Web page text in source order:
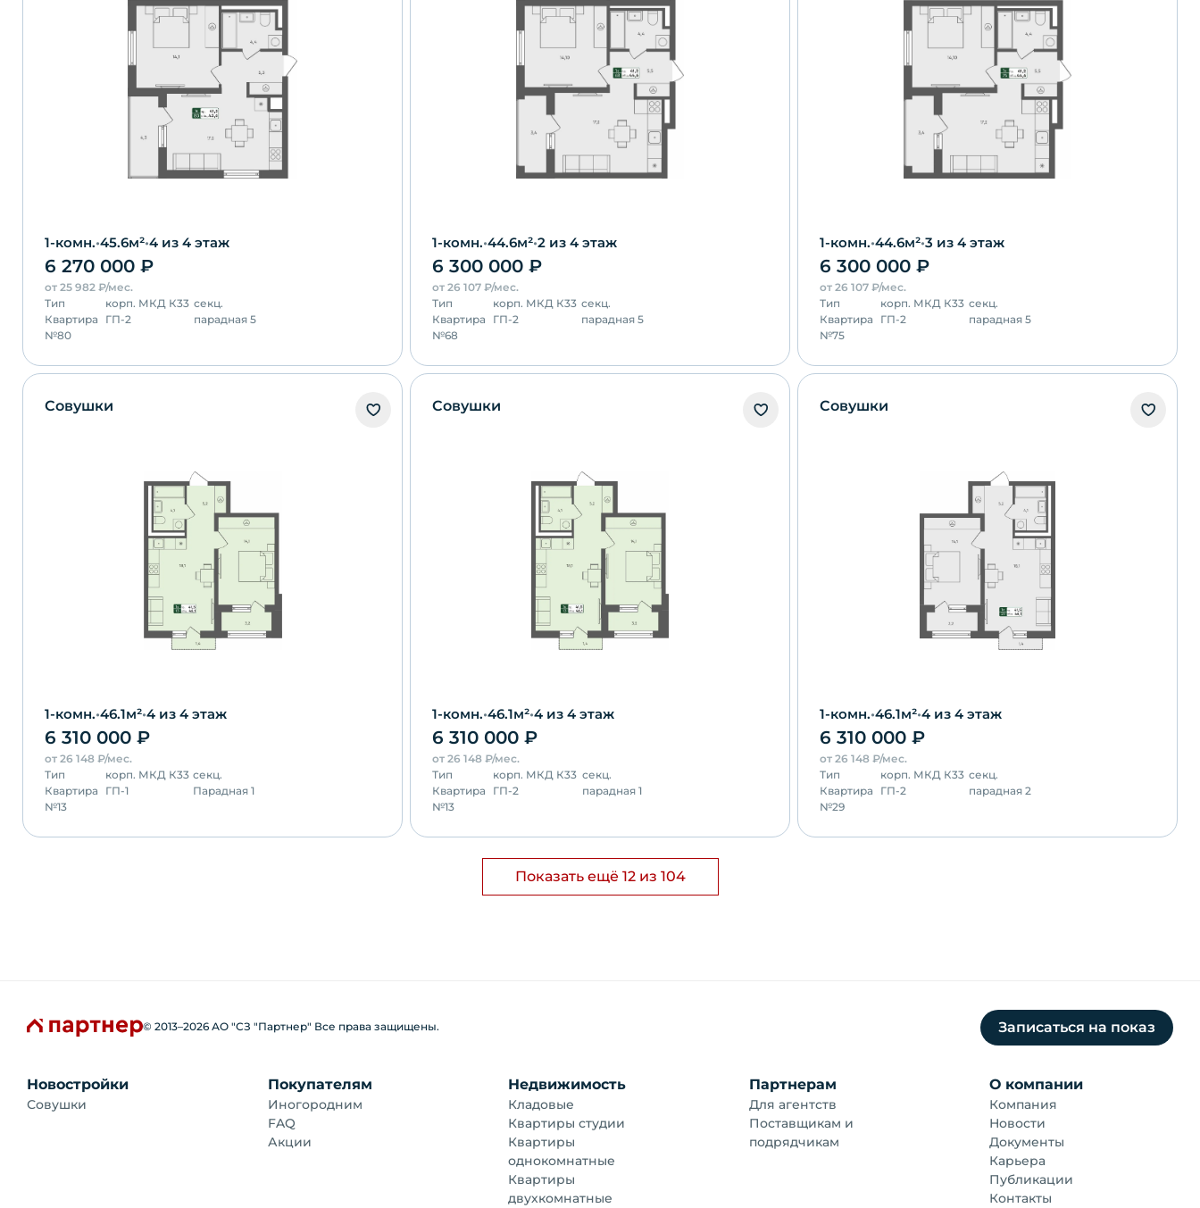
1-комн.•45.6м²•4 из 4 этаж
6 270 000 ₽
от 25 982 ₽/мес.
Тип
Квартира
корп. МКД К33
ГП-2
секц.
парадная 5
№80
1-комн.•44.6м²•2 из 4 этаж
6 300 000 ₽
от 26 107 ₽/мес.
Тип
Квартира
корп. МКД К33
ГП-2
секц.
парадная 5
№68
1-комн.•44.6м²•3 из 4 этаж
6 300 000 ₽
от 26 107 ₽/мес.
Тип
Квартира
корп. МКД К33
ГП-2
секц.
парадная 5
№75
Совушки
1-комн.•46.1м²•4 из 4 этаж
6 310 000 ₽
от 26 148 ₽/мес.
Тип
Квартира
корп. МКД К33
ГП-1
секц.
Парадная 1
№13
Совушки
1-комн.•46.1м²•4 из 4 этаж
6 310 000 ₽
от 26 148 ₽/мес.
Тип
Квартира
корп. МКД К33
ГП-2
секц.
парадная 1
№13
Совушки
1-комн.•46.1м²•4 из 4 этаж
6 310 000 ₽
от 26 148 ₽/мес.
Тип
Квартира
корп. МКД К33
ГП-2
секц.
парадная 2
№29
Показать ещё 12 из 104
© 2013–2026 АО "СЗ "Партнер" Все права защищены. Записаться на показ
Новостройки
Совушки
Покупателям
Иногородним
FAQ
Акции
Недвижимость
Кладовые
Квартиры студии
Квартиры
однокомнатные
Квартиры
двухкомнатные
Партнерам
Для агентств
Поставщикам и
подрядчикам
О компании
Компания
Новости
Документы
Карьера
Публикации
Контакты